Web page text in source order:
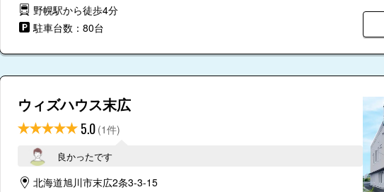
野幌駅から徒歩4分
駐車台数：80台
ウィズハウス末広
5.0 (1件)
良かったです
北海道旭川市末広2条3-3-15